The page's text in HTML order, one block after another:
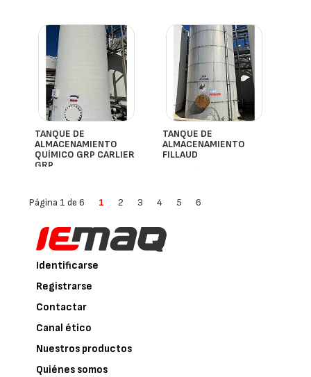
TANQUE DE
ALMACENAMIENTO
QUÍMICO GRP CARLIER
GRP
TANQUE DE
ALMACENAMIENTO
FILLAUD
- España
Página 1 de 6 1 2 3 4 5 6
Identificarse
Registrarse
Contactar
Canal ético
Nuestros productos
Quiénes somos